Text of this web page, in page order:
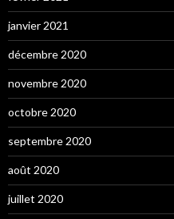
janvier 2021
décembre 2020
novembre 2020
octobre 2020
septembre 2020
août 2020
juillet 2020